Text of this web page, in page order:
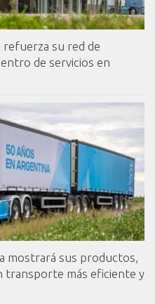
refuerza su red de
de servicios en
mostrará sus productos,
transporte más eficiente y